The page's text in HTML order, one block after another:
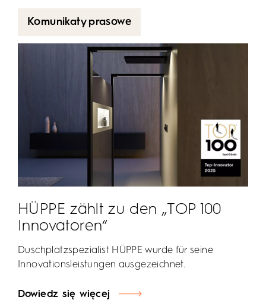
Komunikaty prasowe
HÜPPE zählt zu den „TOP 100
Innovatoren“
Duschplatzspezialist HÜPPE wurde für seine
Innovationsleistungen ausgezeichnet.
Dowiedz się więcej